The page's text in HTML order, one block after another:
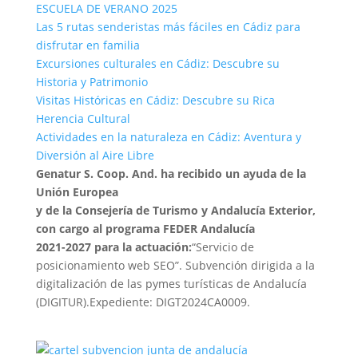
ESCUELA DE VERANO 2025
Las 5 rutas senderistas más fáciles en Cádiz para
disfrutar en familia
Excursiones culturales en Cádiz: Descubre su
Historia y Patrimonio
Visitas Históricas en Cádiz: Descubre su Rica
Herencia Cultural
Actividades en la naturaleza en Cádiz: Aventura y
Diversión al Aire Libre
Genatur S. Coop. And. ha recibido un ayuda de la
Unión Europea
y de la Consejería de Turismo y Andalucía Exterior,
con cargo al programa FEDER Andalucía
2021-2027 para la actuación:“Servicio de
posicionamiento web SEO”. Subvención dirigida a la
digitalización de las pymes turísticas de Andalucía
(DIGITUR).Expediente: DIGT2024CA0009.